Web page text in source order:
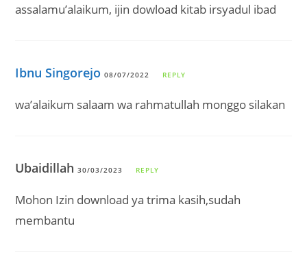
assalamu’alaikum, ijin dowload kitab irsyadul ibad
Ibnu Singorejo 08/07/2022 REPLY
wa’alaikum salaam wa rahmatullah monggo silakan
Ubaidillah30/03/2023 REPLY
Mohon Izin download ya trima kasih,sudah
membantu